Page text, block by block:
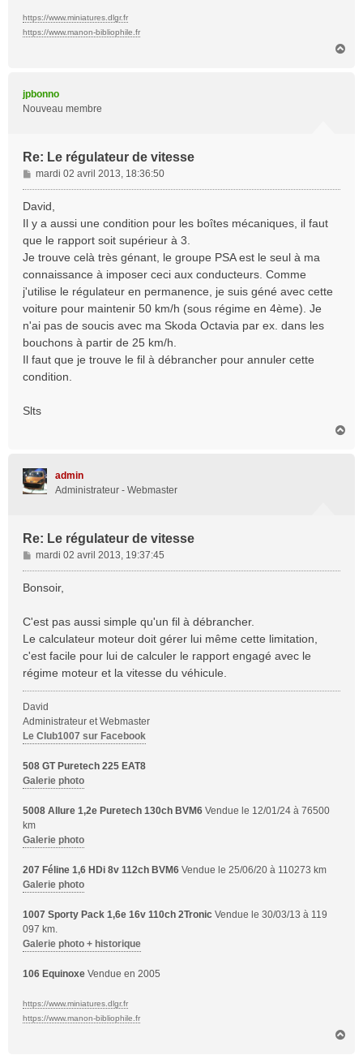
https://www.miniatures.dlgr.fr
https://www.manon-bibliophile.fr
jpbonno
Nouveau membre
Re: Le régulateur de vitesse
M
e
s
a
g
e
mardi 02 avril 2013, 18:36:50
David,
Il y a aussi une condition pour les boîtes mécaniques, il faut
que le rapport soit supérieur à 3.
Je trouve celà très génant, le groupe PSA est le seul à ma
connaissance à imposer ceci aux conducteurs. Comme
j'utilise le régulateur en permanence, je suis géné avec cette
voiture pour maintenir 50 km/h (sous régime en 4ème). Je
n'ai pas de soucis avec ma Skoda Octavia par ex. dans les
bouchons à partir de 25 km/h.
Il faut que je trouve le fil à débrancher pour annuler cette
condition.
Slts
admin
Administrateur - Webmaster
Re: Le régulateur de vitesse
M
e
s
g
e
mardi 02 avril 2013, 19:37:45
Bonsoir,
C'est pas aussi simple qu'un fil à débrancher.
Le calculateur moteur doit gérer lui même cette limitation,
c'est facile pour lui de calculer le rapport engagé avec le
régime moteur et la vitesse du véhicule.
David
Administrateur et Webmaster
Le Club1007 sur Facebook
508 GT Puretech 225 EAT8
Galerie photo
5008 Allure 1,2e Puretech 130ch BVM6 Vendue le 12/01/24 à 76500
km
Galerie photo
207 Féline 1,6 HDi 8v 112ch BVM6 Vendue le 25/06/20 à 110273 km
Galerie photo
1007 Sporty Pack 1,6e 16v 110ch 2Tronic Vendue le 30/03/13 à 119
097 km.
Galerie photo + historique
106 Equinoxe Vendue en 2005
https://www.miniatures.dlgr.fr
https://www.manon-bibliophile.fr